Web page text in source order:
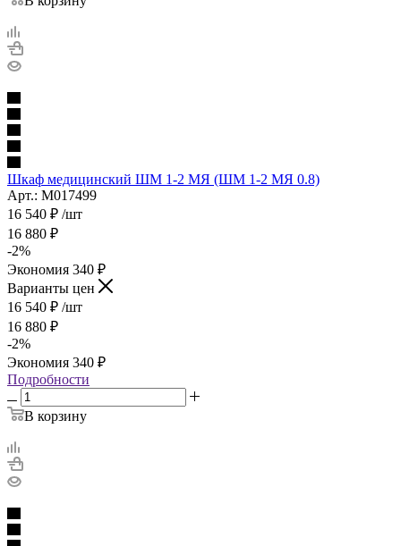
Шкаф медицинский ШМ 1-2 МЯ (ШМ 1-2 МЯ 0.8)
Арт.: М017499
16 540 ₽ /шт
16 880 ₽
-2%
Экономия 340 ₽
Варианты цен
16 540 ₽ /шт
16 880 ₽
-2%
Экономия 340 ₽
Подробности
В корзину